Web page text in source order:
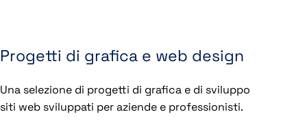
Progetti di grafica e web design
Una selezione di progetti di grafica e di sviluppo
siti web sviluppati per aziende e professionisti.